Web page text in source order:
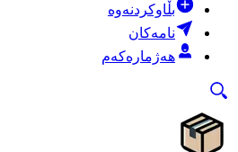
بڵاوکردنەوە
نامەکان
هەژمارەکەم